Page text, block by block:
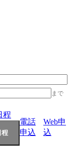
まで
程
電話
申込
Web申
込